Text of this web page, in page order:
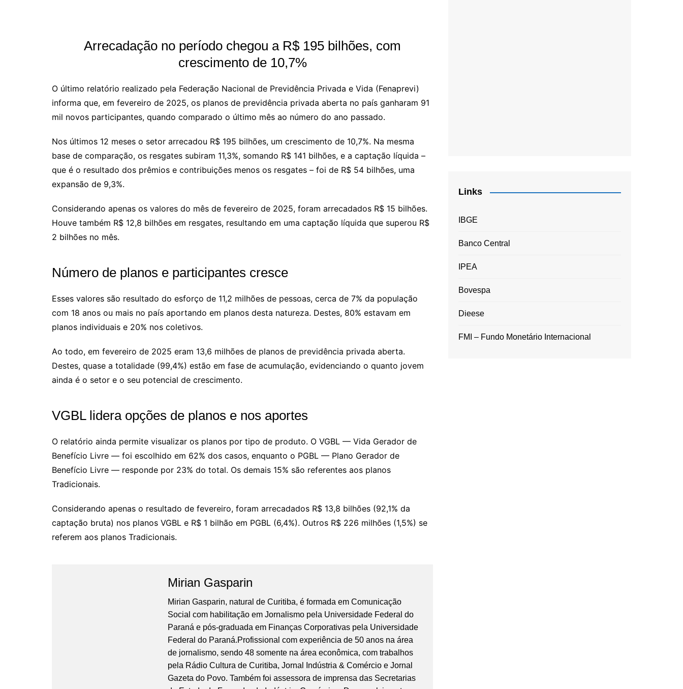
Arrecadação no período chegou a R$ 195 bilhões, com
crescimento de 10,7%
O último relatório realizado pela Federação Nacional de Previdência Privada e Vida (Fenaprevi)
informa que, em fevereiro de 2025, os planos de previdência privada aberta no país ganharam 91
mil novos participantes, quando comparado o último mês ao número do ano passado.
Nos últimos 12 meses o setor arrecadou R$ 195 bilhões, um crescimento de 10,7%. Na mesma
base de comparação, os resgates subiram 11,3%, somando R$ 141 bilhões, e a captação líquida –
que é o resultado dos prêmios e contribuições menos os resgates – foi de R$ 54 bilhões, uma
expansão de 9,3%.
Considerando apenas os valores do mês de fevereiro de 2025, foram arrecadados R$ 15 bilhões.
Houve também R$ 12,8 bilhões em resgates, resultando em uma captação líquida que superou R$
2 bilhões no mês.
Número de planos e participantes cresce
Esses valores são resultado do esforço de 11,2 milhões de pessoas, cerca de 7% da população
com 18 anos ou mais no país aportando em planos desta natureza. Destes, 80% estavam em
planos individuais e 20% nos coletivos.
Ao todo, em fevereiro de 2025 eram 13,6 milhões de planos de previdência privada aberta.
Destes, quase a totalidade (99,4%) estão em fase de acumulação, evidenciando o quanto jovem
ainda é o setor e o seu potencial de crescimento.
VGBL lidera opções de planos e nos aportes
O relatório ainda permite visualizar os planos por tipo de produto. O VGBL — Vida Gerador de
Benefício Livre — foi escolhido em 62% dos casos, enquanto o PGBL — Plano Gerador de
Benefício Livre — responde por 23% do total. Os demais 15% são referentes aos planos
Tradicionais.
Considerando apenas o resultado de fevereiro, foram arrecadados R$ 13,8 bilhões (92,1% da
captação bruta) nos planos VGBL e R$ 1 bilhão em PGBL (6,4%). Outros R$ 226 milhões (1,5%) se
referem aos planos Tradicionais.
Mirian Gasparin
Mirian Gasparin, natural de Curitiba, é formada em Comunicação
Social com habilitação em Jornalismo pela Universidade Federal do
Paraná e pós-graduada em Finanças Corporativas pela Universidade
Federal do Paraná.Profissional com experiência de 50 anos na área
de jornalismo, sendo 48 somente na área econômica, com trabalhos
pela Rádio Cultura de Curitiba, Jornal Indústria & Comércio e Jornal
Gazeta do Povo. Também foi assessora de imprensa das Secretarias
Links
IBGE
Banco Central
IPEA
Bovespa
Dieese
FMI – Fundo Monetário Internacional